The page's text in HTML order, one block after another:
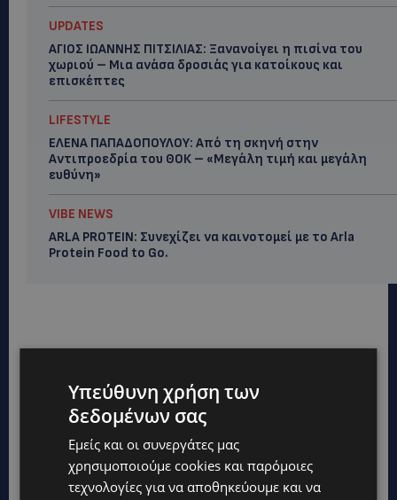
UPDATES
ΑΓΙΟΣ ΙΩΑΝΝΗΣ ΠΙΤΣΙΛΙΑΣ: Ξανανοίγει η πισίνα του
χωριού – Μια ανάσα δροσιάς για κατοίκους και
επισκέπτες
LIFESTYLE
ΕΛΕΝΑ ΠΑΠΑΔΟΠΟΥΛΟΥ: Από τη σκηνή στην
Αντιπροεδρία του ΘΟΚ – «Μεγάλη τιμή και μεγάλη
ευθύνη»
VIBE NEWS
ARLA PROTEIN: Συνεχίζει να καινοτομεί με το Arla
Protein Food to Go.
Υπεύθυνη χρήση των
δεδομένων σας
Εμείς και οι συνεργάτες μας
χρησιμοποιούμε cookies και παρόμοιες
τεχνολογίες για να αποθηκεύουμε και να